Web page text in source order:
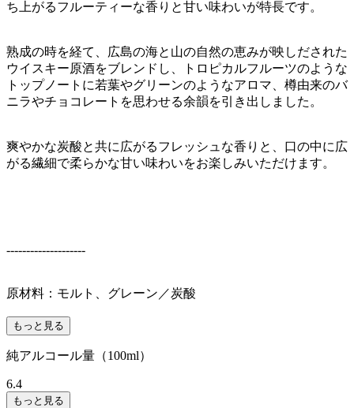
ち上がるフルーティーな香りと甘い味わいが特長です。
熟成の時を経て、広島の海と山の自然の恵みが映しだされた
ウイスキー原酒をブレンドし、トロピカルフルーツのような
トップノートに若葉やグリーンのようなアロマ、樽由来のバ
ニラやチョコレートを思わせる余韻を引き出しました。
爽やかな炭酸と共に広がるフレッシュな香りと、口の中に広
がる繊細で柔らかな甘い味わいをお楽しみいただけます。
--------------------
原材料：モルト、グレーン／炭酸
もっと見る
純アルコール量（100ml）
6.4
もっと見る